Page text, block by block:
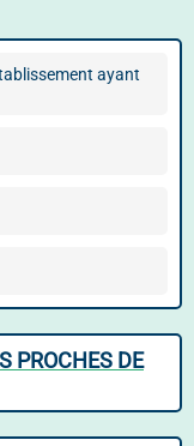
ayant
PROCHES DE